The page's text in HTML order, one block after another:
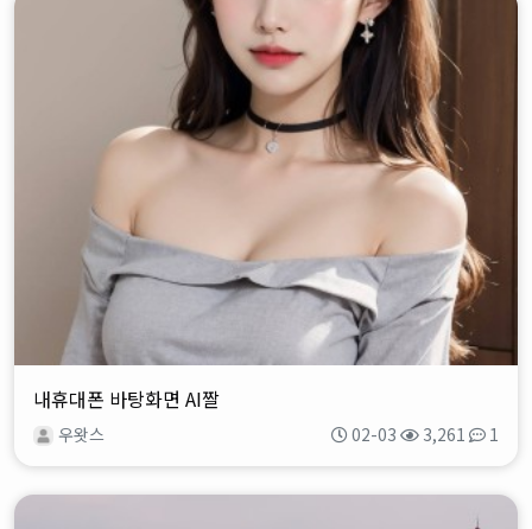
내휴대폰 바탕화면 AI짤
우왓스 02-03 3,261 1